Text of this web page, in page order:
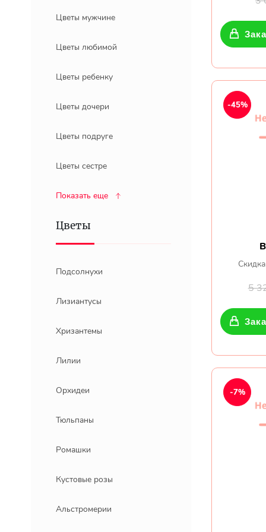
Цветы мужчине
Цветы любимой
Цветы ребенку
Цветы дочери
Цветы подруге
Цветы сестре
Показать еще
Цветы
Подсолнухи
Лизиантусы
Хризантемы
Лилии
Орхидеи
Тюльпаны
Ромашки
Кустовые розы
Альстромерии
5
-45%
-7%